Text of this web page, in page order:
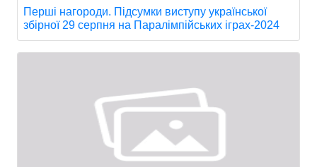
Перші нагороди. Підсумки виступу української
збірної 29 серпня на Паралімпійських іграх-2024